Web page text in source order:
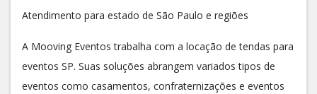
Atendimento para estado de São Paulo e regiões
A Mooving Eventos trabalha com a locação de tendas para
eventos SP. Suas soluções abrangem variados tipos de
eventos como casamentos, confraternizações e eventos